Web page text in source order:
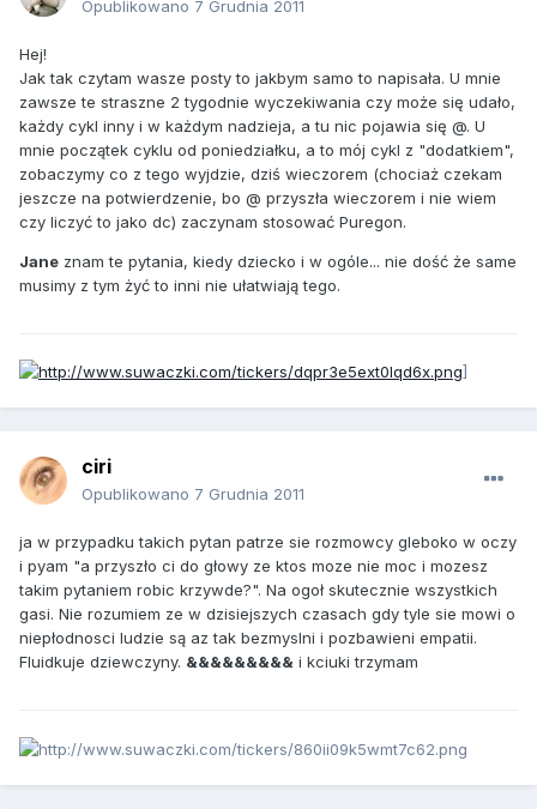
Opublikowano 7 Grudnia 2011
Hej!
Jak tak czytam wasze posty to jakbym samo to napisała. U mnie
zawsze te straszne 2 tygodnie wyczekiwania czy może się udało,
każdy cykl inny i w każdym nadzieja, a tu nic pojawia się @. U
mnie początek cyklu od poniedziałku, a to mój cykl z "dodatkiem",
zobaczymy co z tego wyjdzie, dziś wieczorem (chociaż czekam
jeszcze na potwierdzenie, bo @ przyszła wieczorem i nie wiem
czy liczyć to jako dc) zaczynam stosować Puregon.
Jane znam te pytania, kiedy dziecko i w ogóle... nie dość że same
musimy z tym żyć to inni nie ułatwiają tego.
]
ciri
Opublikowano 7 Grudnia 2011
ja w przypadku takich pytan patrze sie rozmowcy gleboko w oczy
i pyam "a przyszło ci do głowy ze ktos moze nie moc i mozesz
takim pytaniem robic krzywde?". Na ogoł skutecznie wszystkich
gasi. Nie rozumiem ze w dzisiejszych czasach gdy tyle sie mowi o
niepłodnosci ludzie są az tak bezmyslni i pozbawieni empatii.
Fluidkuje dziewczyny. &&&&&&&&& i kciuki trzymam